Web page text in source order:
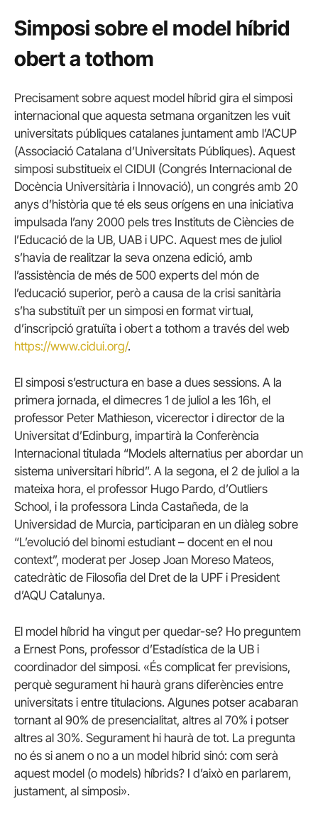
Simposi sobre el model híbrid
obert a tothom
Precisament sobre aquest model híbrid gira el simposi
internacional que aquesta setmana organitzen les vuit
universitats públiques catalanes juntament amb l’ACUP
(Associació Catalana d’Universitats Públiques). Aquest
simposi substitueix el CIDUI (Congrés Internacional de
Docència Universitària i Innovació), un congrés amb 20
anys d’història que té els seus orígens en una iniciativa
impulsada l’any 2000 pels tres Instituts de Ciències de
l’Educació de la UB, UAB i UPC. Aquest mes de juliol
s’havia de realitzar la seva onzena edició, amb
l’assistència de més de 500 experts del món de
l’educació superior, però a causa de la crisi sanitària
s’ha substituït per un simposi en format virtual,
d’inscripció gratuïta i obert a tothom a través del web
https://www.cidui.org/.
El simposi s’estructura en base a dues sessions. A la
primera jornada, el dimecres 1 de juliol a les 16h, el
professor Peter Mathieson, vicerector i director de la
Universitat d’Edinburg, impartirà la Conferència
Internacional titulada “Models alternatius per abordar un
sistema universitari híbrid”. A la segona, el 2 de juliol a la
mateixa hora, el professor Hugo Pardo, d’Outliers
School, i la professora Linda Castañeda, de la
Universidad de Murcia, participaran en un diàleg sobre
“L’evolució del binomi estudiant – docent en el nou
context”, moderat per Josep Joan Moreso Mateos,
catedràtic de Filosofia del Dret de la UPF i President
d’AQU Catalunya.
El model híbrid ha vingut per quedar-se? Ho preguntem
a Ernest Pons, professor d’Estadística de la UB i
coordinador del simposi. «És complicat fer previsions,
perquè segurament hi haurà grans diferències entre
universitats i entre titulacions. Algunes potser acabaran
tornant al 90% de presencialitat, altres al 70% i potser
altres al 30%. Segurament hi haurà de tot. La pregunta
no és si anem o no a un model híbrid sinó: com serà
aquest model (o models) híbrids? I d’això en parlarem,
justament, al simposi».